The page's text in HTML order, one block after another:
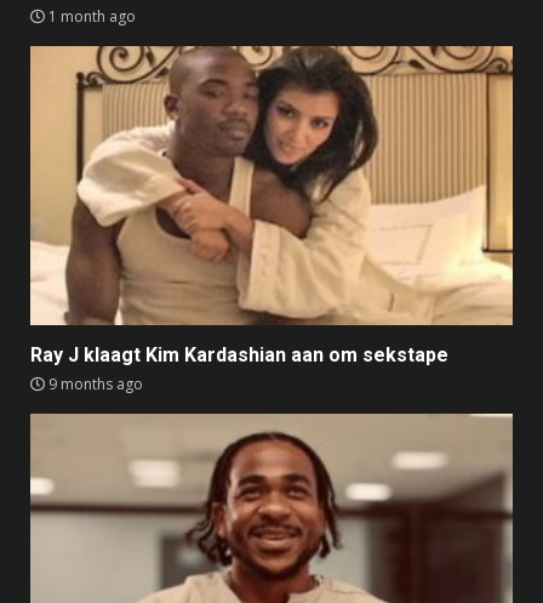
1 month ago
Ray J klaagt Kim Kardashian aan om sekstape
9 months ago